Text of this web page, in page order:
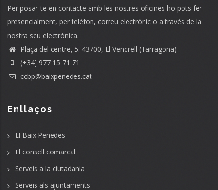
Per posar-te en contacte amb les nostres oficines ho pots fer
presencialment, per telèfon, correu electrònic o a través de la
nostra seu electrònica.
Plaça del centre, 5. 43700, El Vendrell (Tarragona)
(+34) 977 15 71 71
ccbp@baixpenedes.cat
Enllaços
El Baix Penedès
El consell comarcal
Serveis a la ciutadania
Serveis als ajuntaments